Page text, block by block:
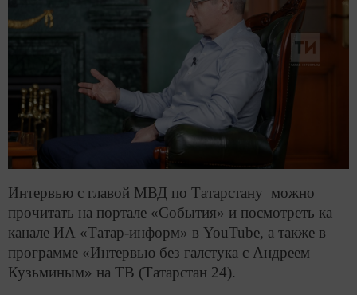
Интервью с главой МВД по Татарстану можно
прочитать на портале «События» и посмотреть ка
канале ИА «Татар-информ» в YouTube, а также в
программе «Интервью без галстука с Андреем
Кузьминым» на ТВ (Татарстан 24).